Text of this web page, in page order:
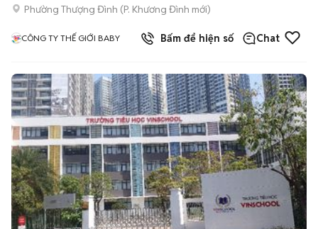
Phường Thượng Đình (P. Khương Đình mới)
CÔNG TY THẾ GIỚI BABY Bấm để hiện số Chat